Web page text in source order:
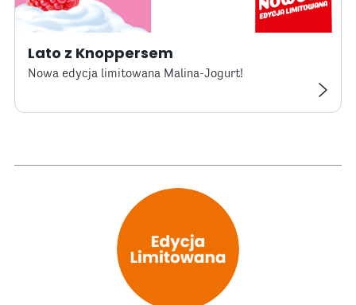
Lato z Knoppersem
Nowa edycja limitowana Malina-Jogurt!